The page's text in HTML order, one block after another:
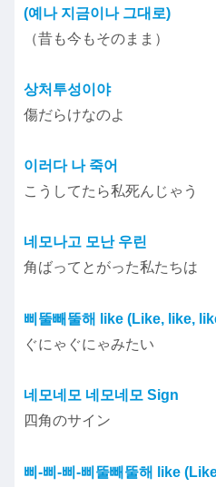
(예나 지금이나 그대로)
（昔も今もそのまま）
상처투성이야
傷だらけなのよ
이러다 나 죽어
こうしてたら私死んじゃう
네모나고 모난 우린
角ばってとがった私たちは
삐뚤빼뚤해 like (Like, like,
ぐにゃぐにゃみたい
네모네모 네모네모 Sign
四角のサイン
삐-삐-삐-삐뚤빼뚤해 like